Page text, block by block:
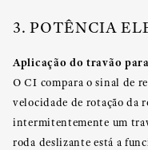
3. POTÊNCIA
Aplicação do travão
O CI compara o sinal de
velocidade de rotação da
intermitentemente um
roda deslizante está a